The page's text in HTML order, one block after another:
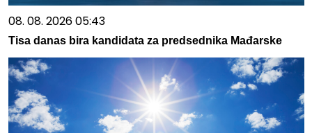
08. 08. 2026 05:43
Tisa danas bira kandidata za predsednika Mađarske